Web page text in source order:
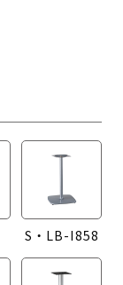
S・LB-I858